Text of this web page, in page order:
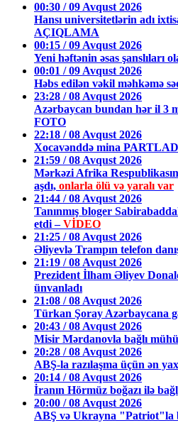
00:30 / 09 Avqust 2026
Hansı universitetlərin adı
AÇIQLAMA
00:15 / 09 Avqust 2026
Yeni həftənin əsas şanslıları
00:01 / 09 Avqust 2026
Həbs edilən vəkil məhkəmə
23:28 / 08 Avqust 2026
Azərbaycan bundan hər il 3
FOTO
22:18 / 08 Avqust 2026
Xocavənddə mina
21:59 / 08 Avqust 2026
Mərkəzi Afrika
aşdı, onlarla ölü və yaralı var
21:44 / 08 Avqust 2026
Tanınmış bloger
etdi –VİDEO
21:25 / 08 Avqust 2026
Əliyevlə Trampın telefon
21:19 / 08 Avqust 2026
Prezident İlham Əliyev
ünvanladı
21:08 / 08 Avqust 2026
Türkan Şoray Azərbaycana
20:43 / 08 Avqust 2026
Misir Mərdanovla bağlı
20:28 / 08 Avqust 2026
ABŞ-la razılaşma üçün ən
20:14 / 08 Avqust 2026
İranın Hörmüz boğazı ilə
20:00 / 08 Avqust 2026
ABŞ və Ukrayna "Patriot"la